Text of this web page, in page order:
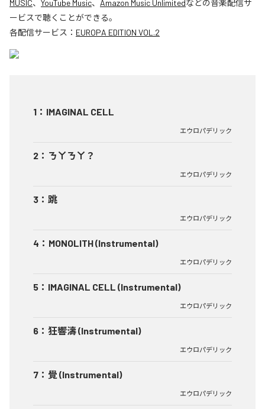
MUSIC、 YouTube Music、 Amazon Music Unlimitedなどの音楽配信サ
ービスで聴くことができる。
各配信サービス： EUROPA EDITION VOL.2
1 ： IMAGINAL CELL
エウロパデリック
2 ： ㄋㄚㄋㄚ？
エウロパデリック
3 ： 跳
エウロパデリック
4 ： MONOLITH (Instrumental)
エウロパデリック
5 ： IMAGINAL CELL (Instrumental)
エウロパデリック
6 ： 狂響濤 (Instrumental)
エウロパデリック
7 ： 覺 (Instrumental)
エウロパデリック